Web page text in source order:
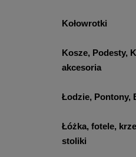
Kołowrotki
Kosze, Podesty,
akcesoria
Łodzie, Pontony,
Łóżka, fotele,
stoliki